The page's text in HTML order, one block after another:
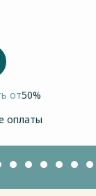
от50%
оплаты